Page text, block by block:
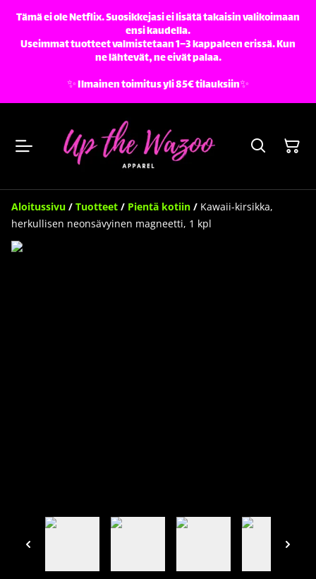
Tämä ei ole Netflix. Suosikkejasi ei lisätä takaisin valikoimaan
ensi kaudella.
Useimmat tuotteet valmistetaan 1–3 kappaleen erissä. Kun
ne lähtevät, ne eivät palaa.
✨️ Ilmainen toimitus yli 85€ tilauksiin✨️
Aloitussivu / Tuotteet / Pientä kotiin / Kawaii-kirsikka,
herkullisen neonsävyinen magneetti, 1 kpl